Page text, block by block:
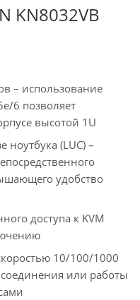
KN8032VB
– использование
6 позволяет
высотой 1U
ноутбука (LUC) –
удобство
доступа к KVM
10/100/1000
или работы